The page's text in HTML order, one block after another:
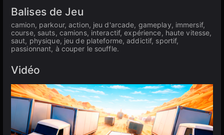
Balises de Jeu
camion, parkour, action, jeu d'arcade, gameplay, immersif,
course, sauts, camions, interactif, expérience, haute vitesse,
saut, physique, jeu de plateforme, addictif, sportif,
passionnant, à couper le souffle.
Vidéo